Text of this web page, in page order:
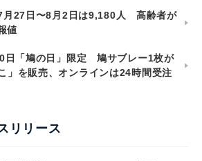
月27日〜8月2日は9,180人 高齢者が
値
日「鳩の日」限定 鳩サブレー1枚が
」を販売、オンラインは24時間受注
リリース